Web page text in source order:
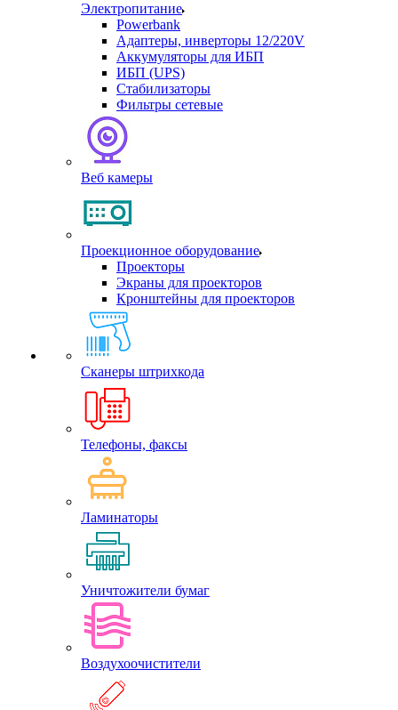
Электропитание
Powerbank
Адаптеры, инверторы 12/220V
Аккумуляторы для ИБП
ИБП (UPS)
Стабилизаторы
Фильтры сетевые
Веб камеры
Проекционное оборудование
Проекторы
Экраны для проекторов
Кронштейны для проекторов
Сканеры штрихкода
Телефоны, факсы
Ламинаторы
Уничтожители бумаг
Воздухоочистители